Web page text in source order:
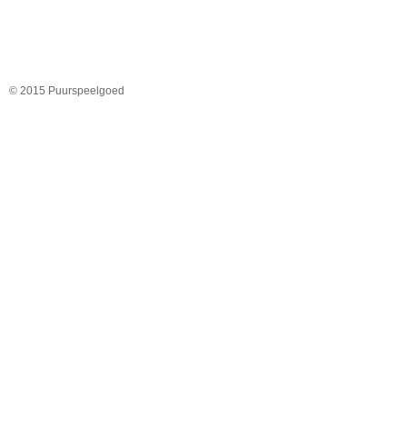
© 2015 Puurspeelgoed